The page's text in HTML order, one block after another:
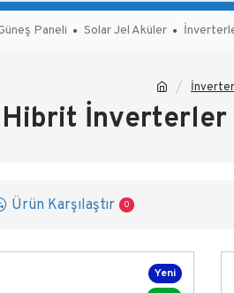
Paneli Solar Jel Aküler
İnverter
Hibrit İnverterler
Ürün Karşılaştır 0
Yeni